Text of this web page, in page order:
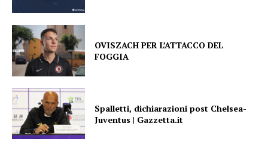
OVISZACH PER L’ATTACCO DEL
FOGGIA
Spalletti, dichiarazioni post Chelsea-
Juventus | Gazzetta.it